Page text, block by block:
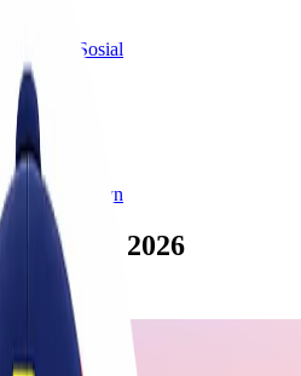
Program Sosial
Cherryn
2026